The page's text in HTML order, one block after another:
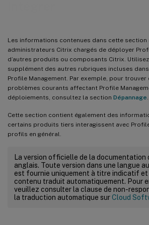
Les informations contenues dans cette section
administrateurs Citrix chargés de déployer
d’autres produits ou composants Citrix.
supplément des autres rubriques incluses
Profile Management. Par exemple, pour
problèmes courants affectant Profile
déploiements, consultez la section Dépannage
Cette section contient également des
certains produits tiers interagissent avec
profils en général.
La version officielle de la documentation
anglais. Toute version dans une langue
est fournie uniquement à titre indicatif et
contenu traduit automatiquement. Pour
veuillez consulter la clause de non-
la traduction automatique surCloud